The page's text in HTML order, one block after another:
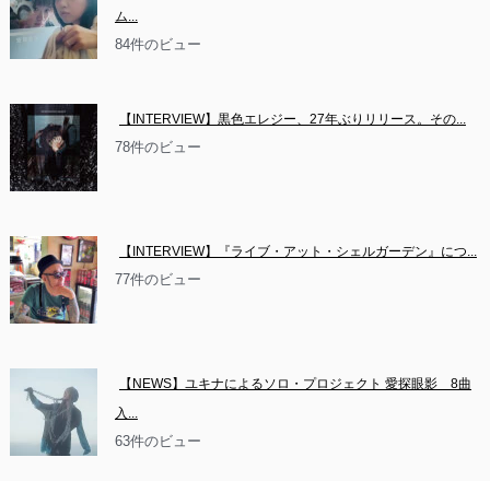
ム...
84件のビュー
【INTERVIEW】黒色エレジー、27年ぶりリリース。その...
78件のビュー
【INTERVIEW】『ライブ・アット・シェルガーデン』につ...
77件のビュー
【NEWS】ユキナによるソロ・プロジェクト 愛探眼影　8曲
入...
63件のビュー